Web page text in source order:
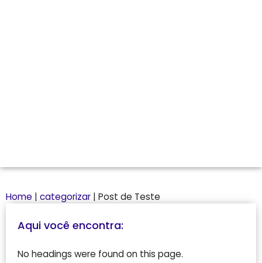
Home | categorizar | Post de Teste
Aqui você encontra:
No headings were found on this page.